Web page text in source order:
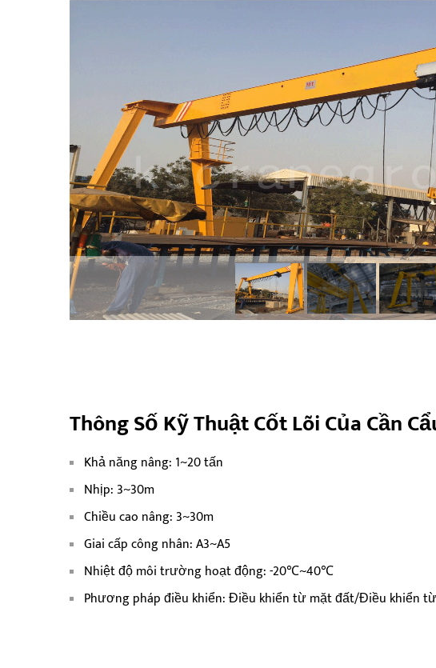
Thông Số Kỹ Thuật Cốt Lõi Của Cần
Khả năng nâng: 1~20 tấn
Nhịp: 3~30m
Chiều cao nâng: 3~30m
Giai cấp công nhân: A3~A5
Nhiệt độ môi trường hoạt động: -20℃~40℃
Phương pháp điều khiển: Điều khiển từ mặt đất/Điều khiển